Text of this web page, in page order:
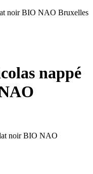
noir BIO NAO Bruxelles
nappé